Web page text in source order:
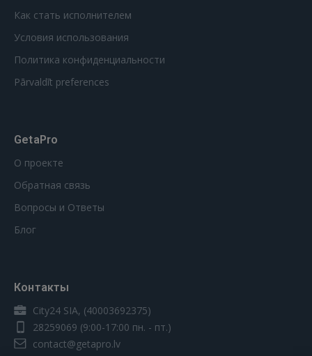
Как стать исполнителем
Условия использования
Политика конфиденциальности
Pārvaldīt preferences
GetaPro
О проекте
Обратная связь
Вопросы и Ответы
Блог
Контакты
City24 SIA, (40003692375)
28259069 (9:00-17:00 пн. - пт.)
contact@getapro.lv